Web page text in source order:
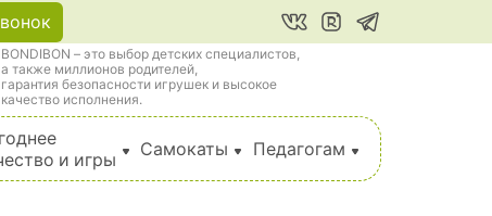
BONDIBON – это выбор детских специалистов,
а также миллионов родителей,
гарантия безопасности игрушек и высокое
качество исполнения.
и игры
Самокаты Педагогам